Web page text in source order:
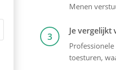
Menen
3 Je
toesturen,